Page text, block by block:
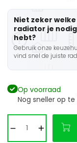
Niet zeker welke
radiator je nodig
hebt?
Gebruik onze
vind snel de juiste
Op voorraad
Nog sneller op